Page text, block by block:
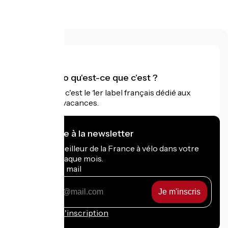
Accueil Vélo qu'est-ce que c'est ?
Accueil Vélo c'est le 1er label français dédié aux
cyclistes en vacances.
Je m'abonne à la newsletter
Recevez le meilleur de la France à vélo dans votre
boîte mail chaque mois.
Mon adresse mail
Conditions d'inscription